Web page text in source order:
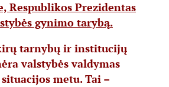
Respublikos Prezidentas
gynimo tarybą.
tarnybų ir institucijų
valstybės valdymas
metu. Tai –